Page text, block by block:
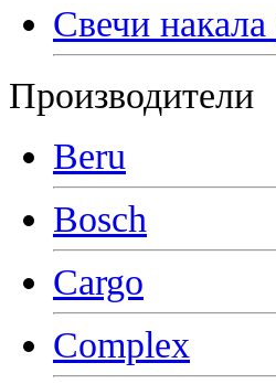
Свечи
Производители
Beru
Bosch
Cargo
Complex